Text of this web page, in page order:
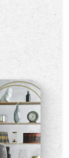
a
em um
e
um